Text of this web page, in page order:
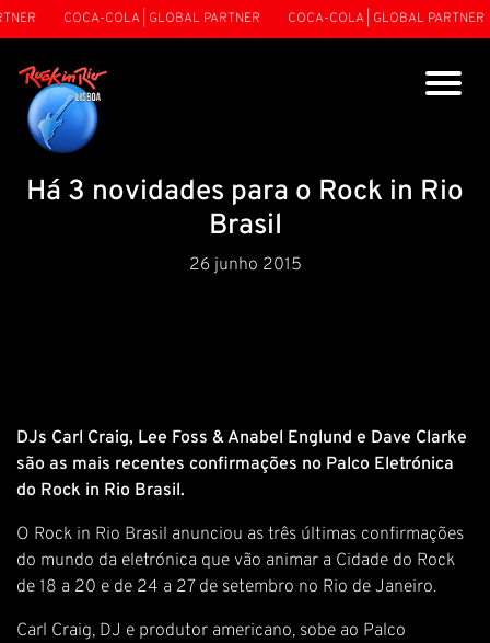
COCA-COLA | GLOBAL PARTNER COCA-COLA | GLOBAL PARTNER
Há 3 novidades para o Rock in Rio
Brasil
26 junho 2015
DJs Carl Craig, Lee Foss & Anabel Englund e Dave Clarke
são as mais recentes confirmações no Palco Eletrónica
do Rock in Rio Brasil.
O Rock in Rio Brasil anunciou as três últimas confirmações
do mundo da eletrónica que vão animar a Cidade do Rock
de 18 a 20 e de 24 a 27 de setembro no Rio de Janeiro.
Carl Craig, DJ e produtor americano, sobe ao Palco